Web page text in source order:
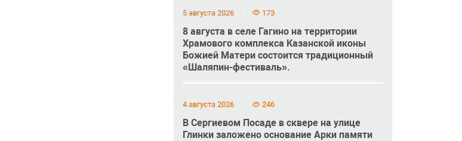
5 августа 2026 173
8 августа в селе Гагино на территории
Храмового комплекса Казанской иконы
Божией Матери состоится традиционный
«Шаляпин-фестиваль».
4 августа 2026 246
В Сергиевом Посаде в сквере на улице
Глинки заложено основание Арки памяти